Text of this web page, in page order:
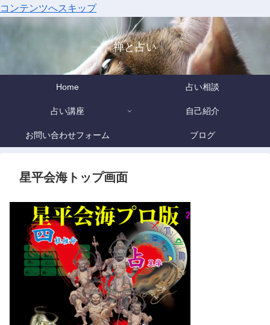
コンテンツへスキップ
禅と占い
Home 占い相談
占い講座 自己紹介
お問い合わせフォーム ブログ
星平会海トップ画面